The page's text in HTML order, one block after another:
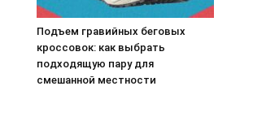
Подъем гравийных беговых
кроссовок: как выбрать
подходящую пару для
смешанной местности